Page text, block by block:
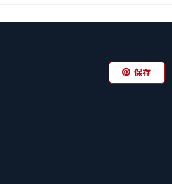
保存